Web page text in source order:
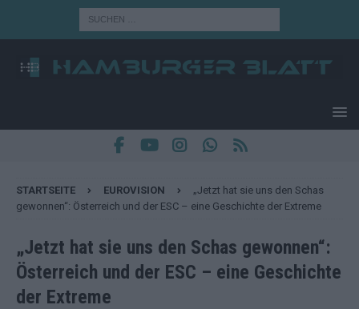
STARTSEITE EUROVISION
„Jetzt hat sie uns den Schas
gewonnen“: Österreich und der ESC – eine Geschichte der Extreme
„Jetzt hat sie uns den Schas gewonnen“:
Österreich und der ESC – eine Geschichte
der Extreme